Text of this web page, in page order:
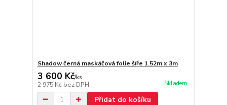
Shadow černá maskáčová folie šíře 1.52m x 3m
3 600 Kč/ks
2 975 Kč bez DPH Skladem
Přidat do košíku